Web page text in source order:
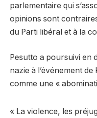
parlementaire qui
opinions sont
du Parti libéral et à la
Pesutto a poursuivi en
nazie à l’événement
comme une «
« La violence, les